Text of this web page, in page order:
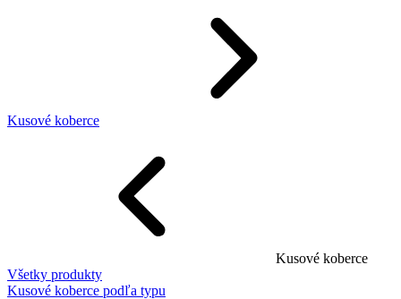
Kusové koberce
Kusové koberce
Všetky produkty
Kusové koberce podľa typu